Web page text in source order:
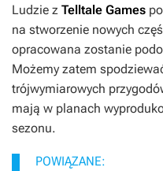
Ludzie z Telltale Games
na stworzenie nowych
opracowana zostanie
Możemy zatem
trójwymiarowych
mają w planach
sezonu.
POWIĄZANE: